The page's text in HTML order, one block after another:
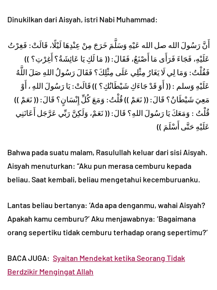
Dinukilkan dari Aisyah, istri Nabi Muhammad:
أَنَّ رَسُولَ الله صل الله عَيْهِ وَسَلَّمَ خَرَجَ مِنْ عِنْدِهَا لَيْلًا، قَالَتْ: فَغِرْتُ
عَلَيْهِ، فَجَاءَ فَرَأَى مَا أَصْنَعُ، فَقَالَ: (( مَا لَكِ يَا عَائِشَةُ؟ أَغِرْتِ؟ ))
فَقُلْتُ: وَمَا لِي لَا يَغَارُ مِثْلِي عَلَى مِثْلِكَ؟ فَقَالَ رَسُولُ اللهِ صَلَ اللَّهُ
عَلَيْهِ وَسلم : (( أَوَ قَدْ جَاءَكِ شَيْطَانُكِ؟ )) قَالَتْ: يَا رَسُولَ اللهِ ، أَوْ
مَعِيَ شَيْطَانٌ؟ قَالَ: (( نَعَمْ )) قُلْتُ: وَمَعَ كُلِّ إِنْسَانٍ؟ قَالَ: (( نَعَمْ ))
قُلْتُ : وَمَعَكَ يَا رَسُولَ اللهِ؟ قَالَ: (( نَعَمْ، وَلَكِنَّ رَبِّي عَرَّجَل أَعَانَنِي
عَلَيْهِ حَتَّى أَسْلَمَ ))
Bahwa pada suatu malam, Rasulullah keluar dari sisi Aisyah.
Aisyah menuturkan: “Aku pun merasa cemburu kepada
beliau. Saat kembali, beliau mengetahui kecemburuanku.
Lantas beliau bertanya: ‘Ada apa denganmu, wahai Aisyah?
Apakah kamu cemburu?’ Aku menjawabnya: ‘Bagaimana
orang sepertiku tidak cemburu terhadap orang sepertimu?’
BACA JUGA: Syaitan Mendekat ketika Seorang Tidak
Berdzikir Mengingat Allah